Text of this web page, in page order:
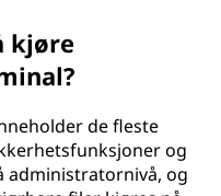
kjøre
de fleste
og
administratornivå, og